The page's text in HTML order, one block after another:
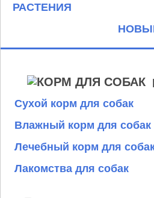
РАСТЕНИЯ
Сухой корм для собак
Влажный корм для собак
Лечебный корм для
Лакомства для собак